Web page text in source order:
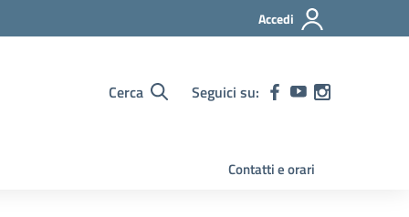
Accedi
Cerca Seguici su:
Contatti e orari